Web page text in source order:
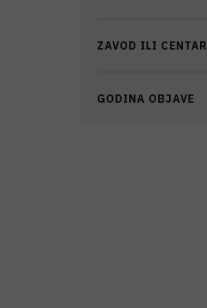
ZAVOD ILI CENTAR
GODINA OBJAVE